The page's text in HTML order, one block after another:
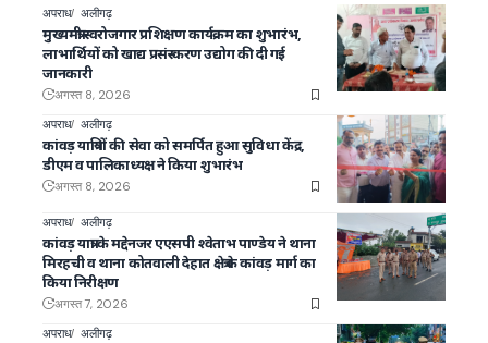
अपराध अलीगढ़
मुख्यमंत्री स्वरोजगार प्रशिक्षण कार्यक्रम का शुभारंभ,
लाभार्थियों को खाद्य प्रसंस्करण उद्योग की दी गई
जानकारी
अगस्त 8, 2026
अपराध अलीगढ़
कांवड़ यात्रियों की सेवा को समर्पित हुआ सुविधा केंद्र,
डीएम व पालिकाध्यक्ष ने किया शुभारंभ
अगस्त 8, 2026
अपराध अलीगढ़
कांवड़ यात्रा के मद्देनजर एएसपी श्वेताभ पाण्डेय ने थाना
मिरहची व थाना कोतवाली देहात क्षेत्र के कांवड़ मार्ग का
किया निरीक्षण
अगस्त 7, 2026
अपराध अलीगढ़